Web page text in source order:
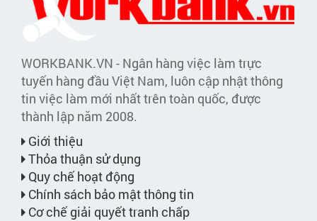
WORKBANK.VN - Ngân hàng việc làm trực
tuyến hàng đầu Việt Nam, luôn cập nhật thông
tin việc làm mới nhất trên toàn quốc, được
thành lập năm 2008.
Giới thiệu
Thỏa thuận sử dụng
Quy chế hoạt động
Chính sách bảo mật thông tin
Cơ chế giải quyết tranh chấp